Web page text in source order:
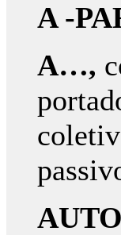
A -
A…,